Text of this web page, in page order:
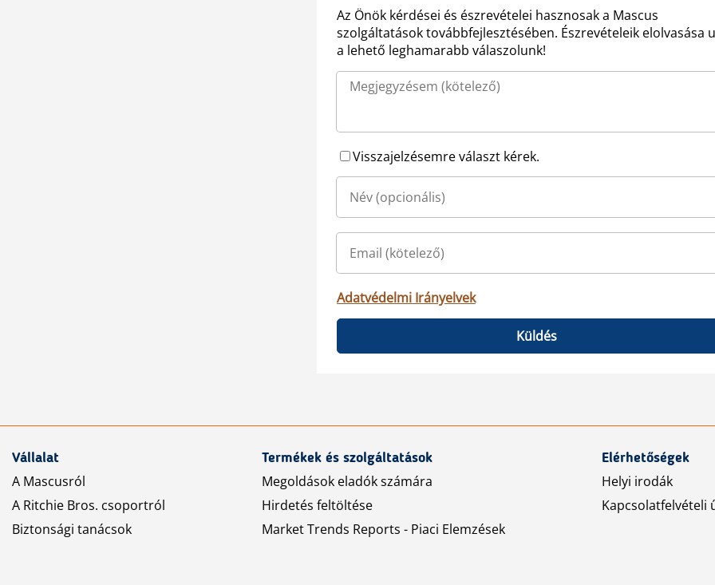
Az Önök kérdései és észrevételei hasznosak a Mascus
szolgáltatások továbbfejlesztésében. Észrevételeik elolvasása
a lehető leghamarabb válaszolunk!
Visszajelzésemre választ kérek.
Adatvédelmi Irányelvek
Küldés
Vállalat
A Mascusról
A Ritchie Bros. csoportról
Biztonsági tanácsok
Termékek és szolgáltatások
Megoldások eladók számára
Hirdetés feltöltése
Market Trends Reports - Piaci Elemzések
Elérhetőségek
Helyi irodák
Kapcsolatfelvételi